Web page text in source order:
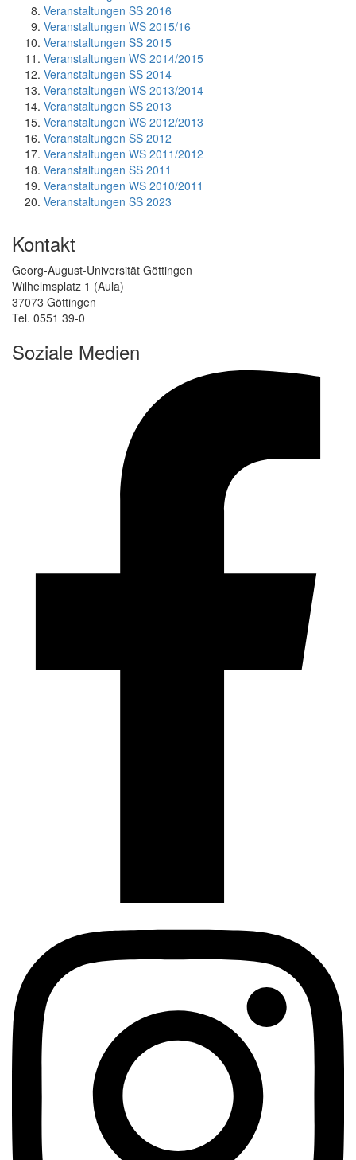
Veranstaltungen SS 2016
Veranstaltungen WS 2015/16
Veranstaltungen SS 2015
Veranstaltungen WS 2014/2015
Veranstaltungen SS 2014
Veranstaltungen WS 2013/2014
Veranstaltungen SS 2013
Veranstaltungen WS 2012/2013
Veranstaltungen SS 2012
Veranstaltungen WS 2011/2012
Veranstaltungen SS 2011
Veranstaltungen WS 2010/2011
Veranstaltungen SS 2023
Kontakt
Georg-August-Universität Göttingen
Wilhelmsplatz 1 (Aula)
37073 Göttingen
Tel. 0551 39-0
Soziale Medien